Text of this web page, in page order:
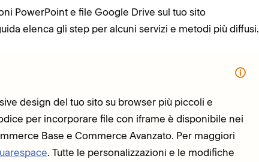
PowerPoint e file Google Drive sul tuo sito
elenca gli step per alcuni servizi e metodi più diffusi.
design del tuo sito su browser più piccoli e
per incorporare file con iframe è disponibile nei
Base e Commerce Avanzato. Per maggiori
. Tutte le personalizzazioni e le modifiche